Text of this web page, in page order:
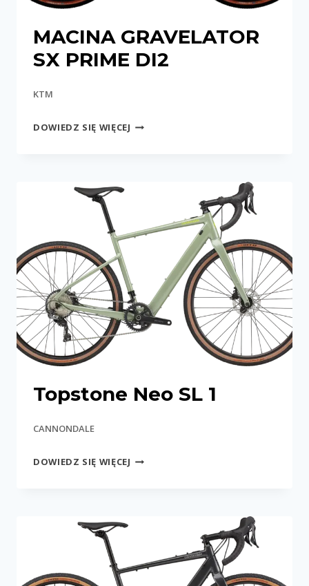
MACINA GRAVELATOR
SX PRIME DI2
KTM
DOWIEDZ SIĘ WIĘCEJ MACINA
Topstone Neo SL 1
CANNONDALE
DOWIEDZ SIĘ WIĘCEJ TOPSTONE